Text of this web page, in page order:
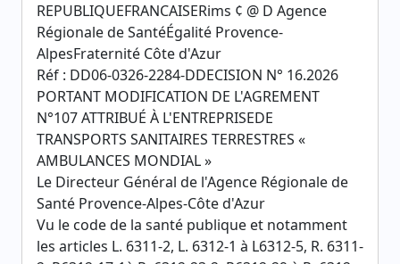
REPUBLIQUEFRANCAISERims ¢ @ D Agence
Régionale de SantéÉgalité Provence-
AlpesFraternité Côte d'Azur
Réf : DD06-0326-2284-DDECISION N° 16.2026
PORTANT MODIFICATION DE L'AGREMENT
N°107 ATTRIBUÉ À L'ENTREPRISEDE
TRANSPORTS SANITAIRES TERRESTRES «
AMBULANCES MONDIAL »
Le Directeur Général de l'Agence Régionale de
Santé Provence-Alpes-Côte d'Azur
Vu le code de la santé publique et notamment
les articles L. 6311-2, L. 6312-1 à L6312-5, R. 6311-